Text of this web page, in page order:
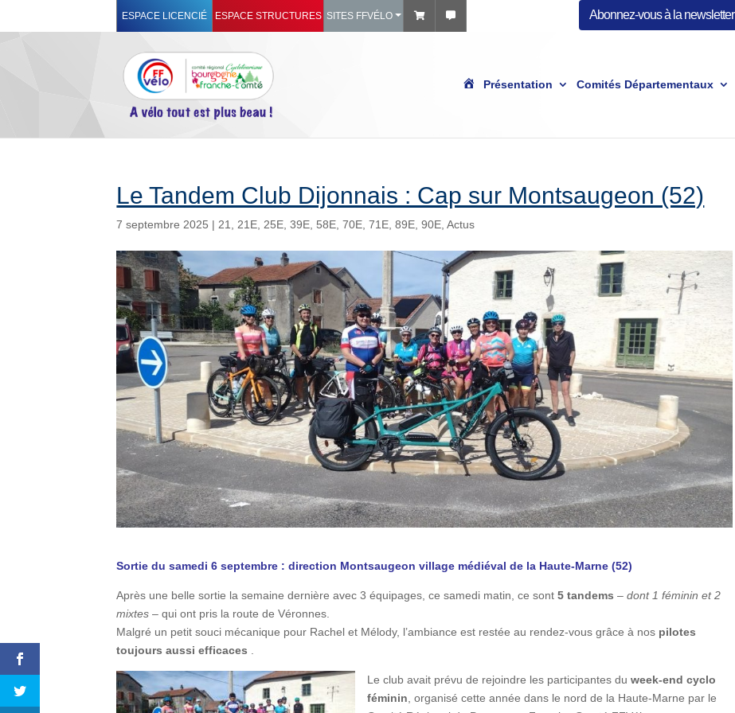
ESPACE LICENCIÉ ESPACE STRUCTURES SITES FFVÉLO Abonnez-vous à la newsletter
l
Présentation Comités Départementaux
Le Tandem Club Dijonnais : Cap sur Montsaugeon (52)
7 septembre 2025 | 21 21E 25E ,39E 58E ,70E ,71E ,89E ,90E ,Actus
Sortie du samedi 6 septembre : direction Montsaugeon village médiéval de la Haute-Marne (52)
Après une belle sortie la semaine dernière avec 3 équipages, ce samedi matin, ce sont5 tandems –dont 1 féminin et 2
mixtes – qui ont pris la route de Véronnes.
Malgré un petit souci mécanique pour Rachel et Mélody, l’ambiance est restée au rendez-vous grâce à nos pilotes
toujours aussi efficaces
Le club avait prévu de rejoindre les participantes duweek-end cyclo
féminin , organisé cette année dans le nord de la Haute-Marne par le